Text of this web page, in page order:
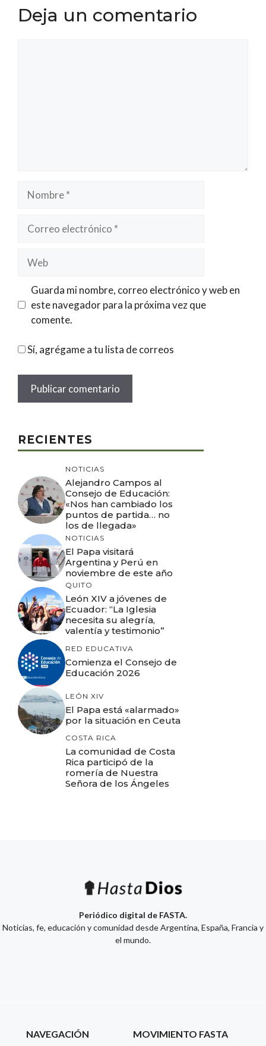
Deja un comentario
electrónico
Guarda mi nombre, correo electrónico y web en
este navegador para la próxima vez que
comente.
Sí, agrégame a tu lista de correos
RECIENTES
NOTICIAS
Alejandro Campos al
Consejo de Educación:
«Nos han cambiado los
puntos de partida… no
los de llegada»
NOTICIAS
El Papa visitará
Argentina y Perú en
noviembre de este año
QUITO
León XIV a jóvenes de
Ecuador: “La Iglesia
necesita su alegría,
valentía y testimonio”
RED EDUCATIVA
Comienza el Consejo de
Educación 2026
LEÓN XIV
El Papa está «alarmado»
por la situación en Ceuta
COSTA RICA
La comunidad de Costa
Rica participó de la
romería de Nuestra
Señora de los Ángeles
Periódico digital de FASTA.
Noticias, fe, educación y comunidad desde Argentina, España, Francia y
el mundo.
NAVEGACIÓN MOVIMIENTO FASTA